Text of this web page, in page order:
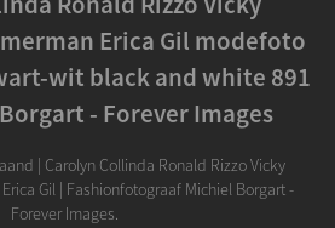
Erica Gil modefoto
wit black and white 891
- Forever Images
| Carolyn Collinda Ronald Rizzo Vicky
Gil | Fashionfotograaf Michiel Borgart -
Forever Images.